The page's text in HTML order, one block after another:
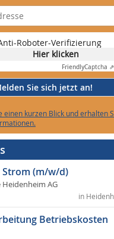
Roboter-Verifizierung
Hier klicken
FriendlyCaptcha ⇗
Sie sich jetzt an!
einen kurzen Blick und erhalten
(m/w/d)
AG
in
Betriebskosten